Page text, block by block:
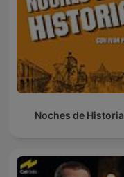
Noches de Historia